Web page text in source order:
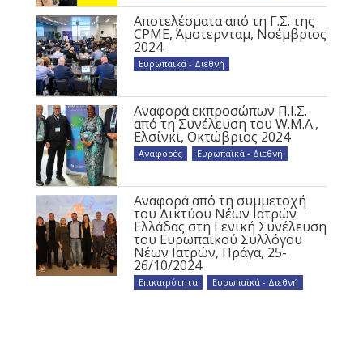
Αποτελέσματα από τη Γ.Σ. της
CPME, Άμστερνταμ, Νοέμβριος
2024
Ευρωπαϊκά - Διεθνή
Αναφορά εκπροσώπων Π.Ι.Σ.
από τη Συνέλευση του W.M.A.,
Ελσίνκι, Οκτώβριος 2024
Αναφορές Ευρωπαϊκά - Διεθνή
Αναφορά από τη συμμετοχή
του Δικτύου Νέων Ιατρών
Ελλάδας στη Γενική Συνέλευση
του Ευρωπαϊκού Συλλόγου
Νέων Ιατρών, Πράγα, 25-
26/10/2024
Επικαιρότητα Ευρωπαϊκά - Διεθνή